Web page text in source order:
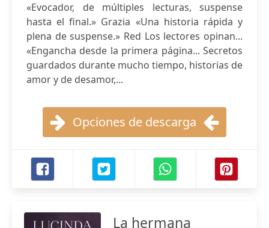
«Evocador, de múltiples lecturas, suspense
hasta el final.» Grazia «Una historia rápida y
plena de suspense.» Red Los lectores opinan...
«Engancha desde la primera página... Secretos
guardados durante mucho tiempo, historias de
amor y de desamor,...
Opciones de descarga
La hermana